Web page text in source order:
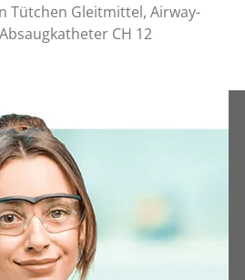
Tütchen Gleitmittel, Airway-
CH 12